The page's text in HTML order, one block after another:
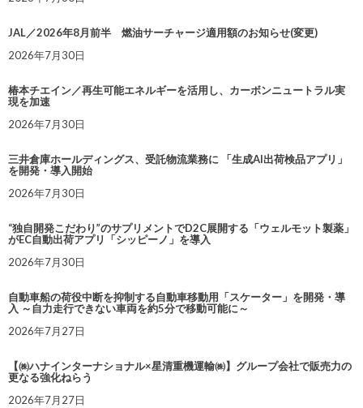
JAL／2026年8月前半 燃油サーチャージ適用額のお知らせ(変更)
2026年7月30日
椿本チエイン／再生可能エネルギーを活用し、カーボンニュートラル実
現を加速
2026年7月30日
三井倉庫ホールディングス、受託物流業務に 「生成AI出荷検品アプリ」
を開発・導入開始
2026年7月30日
“独自開発こだわり”のサプリメントでD2C展開する「ウェルモット製薬」
がEC自動出荷アプリ「シッピーノ」を導入
2026年7月30日
自動車船の荷役中断を抑制する自動車移動用「スケーター」を開発・導
入 ～自力走行できない車両を約5分で移動可能に～
2026年7月27日
【㈱ハナインターナショナル×星清重機運輸㈱】グループ会社で販売力の
更なる強化ねらう
2026年7月27日